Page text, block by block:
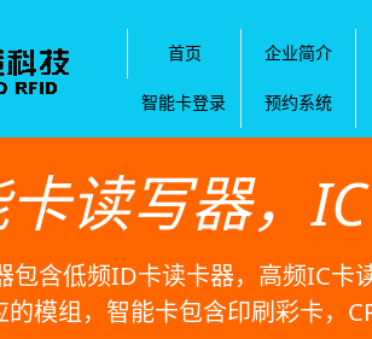
首页 企业简介
智能卡登录 预约系统
读写器，
包含低频ID卡读卡器，高频IC卡
的模组，智能卡包含印刷彩卡，